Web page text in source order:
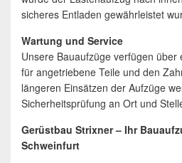
sicheres Entladen gewährleistet
Wartung und Service
Unsere Bauaufzüge verfügen über
für angetriebene Teile und den
längeren Einsätzen der Aufzüge
Sicherheitsprüfung an Ort und
Gerüstbau Strixner – Ihr
Schweinfurt